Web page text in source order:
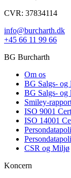
CVR: 37834114
info@burcharth.dk
+45 66 11 99 66
BG Burcharth
Om os
BG Salgs- og
BG Salgs- og
Smiley-
ISO 9001
ISO 14001
CSR og Miljø
Koncern